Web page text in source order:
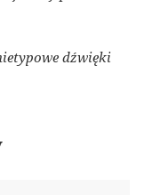
dźwięki